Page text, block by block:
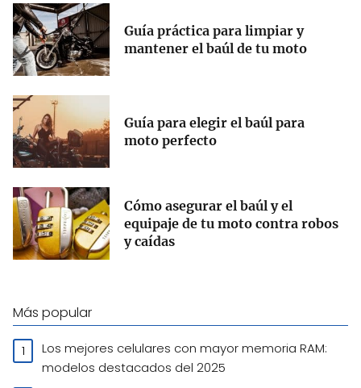
Guía práctica para limpiar y
mantener el baúl de tu moto
Guía para elegir el baúl para
moto perfecto
Cómo asegurar el baúl y el
equipaje de tu moto contra robos
y caídas
Más popular
Los mejores celulares con mayor memoria RAM:
modelos destacados del 2025